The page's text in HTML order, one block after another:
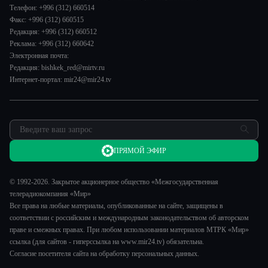
Культура
Евразия. Регионы
Наши иностранцы
Пять причин поехать в...
Сделано в Содружестве
Лица мира
Пресса о нас
Карьера
Реклама
Телефон: +996 (312) 660514
Факс: +996 (312) 660515
Редакция: +996 (312) 660512
Реклама: +996 (312) 660642
Электронная почта:
Редакция: bishkek_red@mirtv.ru
Интернет-портал: mir24@mir24.tv
© 1992-2026. Закрытое акционерное общество «Межгосударственная
телерадиокомпания «Мир»
Все права на любые материалы, опубликованные на сайте, защищены в
соответствии с российским и международным законодательством об авторском
праве и смежных правах. При любом использовании материалов МТРК «Мир»
ссылка (для сайтов - гиперссылка на www.mir24.tv) обязательна.
Согласие посетителя сайта на обработку персональных данных.
ПРЯМОЙ ЭФИР